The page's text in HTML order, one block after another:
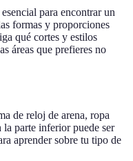
para encontrar un
formas y proporciones
qué cortes y estilos
áreas que prefieres no
de reloj de arena, ropa
parte inferior puede ser
aprender sobre tu tipo de